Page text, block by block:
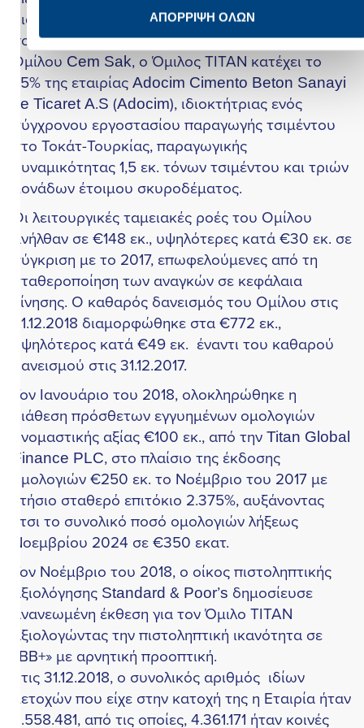
ΑΠΟΡΡΙΨΗ ΟΛΩΝ
για την υλοποίηση της σύμβασης
υπεγράφη μεταξύ του Ομίλου ΤΙΤΑΝ και του
Cem Sak, ο Όμιλος ΤΙΤΑΝ κατέχει το
της εταιρίας Adocim Cimento Beton Sanayi
Ticaret A.S (Adocim), ιδιοκτήτριας ενός
εργοστασίου παραγωγής τσιμέντου
Τοκάτ-Τουρκίας, παραγωγικής
1,5 εκ. τόνων τσιμέντου και τριών
έτοιμου σκυροδέματος.
λειτουργικές ταμειακές ροές του Ομίλου
σε €148 εκ., υψηλότερες κατά €30 εκ. σε
με το 2017, επωφελούμενες από τη
των αναγκών σε κεφάλαια
Ο καθαρός δανεισμός του Ομίλου στις
διαμορφώθηκε στα €772 εκ.,
κατά €49 εκ. έναντι του καθαρού
στις 31.12.2017.
Ιανουάριο του 2018, ολοκληρώθηκε η
πρόσθετων εγγυημένων ομολογιών
αξίας €100 εκ., από την Titan Global
PLC, στο πλαίσιο της έκδοσης
€250 εκ. το Νοέμβριο του 2017 με
σταθερό επιτόκιο 2.375%, αυξάνοντας
το συνολικό ποσό ομολογιών λήξεως
2024 σε €350 εκατ.
Νοέμβριο του 2018, ο οίκος πιστοληπτικής
Standard & Poor’s δημοσίευσε
έκθεση για τον Όμιλο ΤΙΤΑΝ
την πιστοληπτική ικανότητα σε
με αρνητική προοπτική.
31.12.2018, ο συνολικός αριθμός ιδίων
που είχε στην κατοχή της η Εταιρία ήταν
από τις οποίες, 4.361.171 ήταν κοινές